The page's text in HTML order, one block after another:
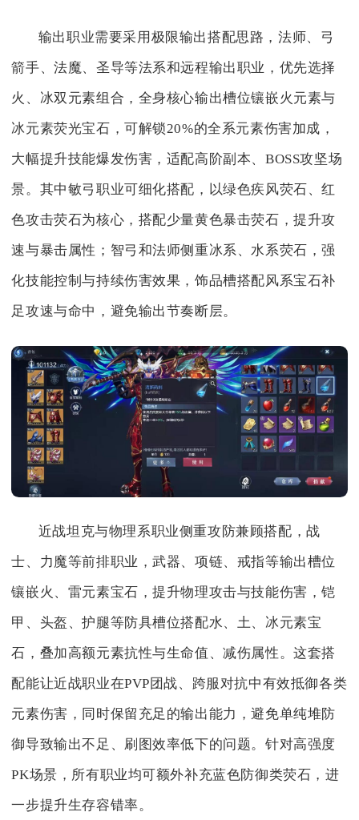
输出职业需要采用极限输出搭配思路，法师、弓
箭手、法魔、圣导等法系和远程输出职业，优先选择
火、冰双元素组合，全身核心输出槽位镶嵌火元素与
冰元素荧光宝石，可解锁20%的全系元素伤害加成，
大幅提升技能爆发伤害，适配高阶副本、BOSS攻坚场
景。其中敏弓职业可细化搭配，以绿色疾风荧石、红
色攻击荧石为核心，搭配少量黄色暴击荧石，提升攻
速与暴击属性；智弓和法师侧重冰系、水系荧石，强
化技能控制与持续伤害效果，饰品槽搭配风系宝石补
足攻速与命中，避免输出节奏断层。
近战坦克与物理系职业侧重攻防兼顾搭配，战
士、力魔等前排职业，武器、项链、戒指等输出槽位
镶嵌火、雷元素宝石，提升物理攻击与技能伤害，铠
甲、头盔、护腿等防具槽位搭配水、土、冰元素宝
石，叠加高额元素抗性与生命值、减伤属性。这套搭
配能让近战职业在PVP团战、跨服对抗中有效抵御各类
元素伤害，同时保留充足的输出能力，避免单纯堆防
御导致输出不足、刷图效率低下的问题。针对高强度
PK场景，所有职业均可额外补充蓝色防御类荧石，进
一步提升生存容错率。